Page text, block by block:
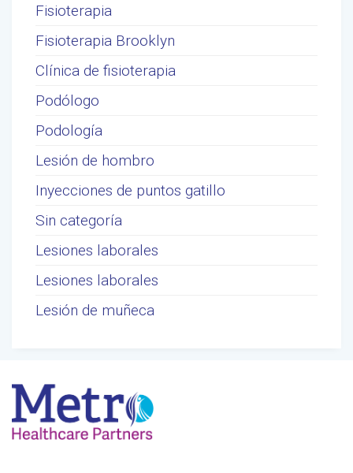
Fisioterapia
Fisioterapia Brooklyn
Clínica de fisioterapia
Podólogo
Podología
Lesión de hombro
Inyecciones de puntos gatillo
Sin categoría
Lesiones laborales
Lesiones laborales
Lesión de muñeca